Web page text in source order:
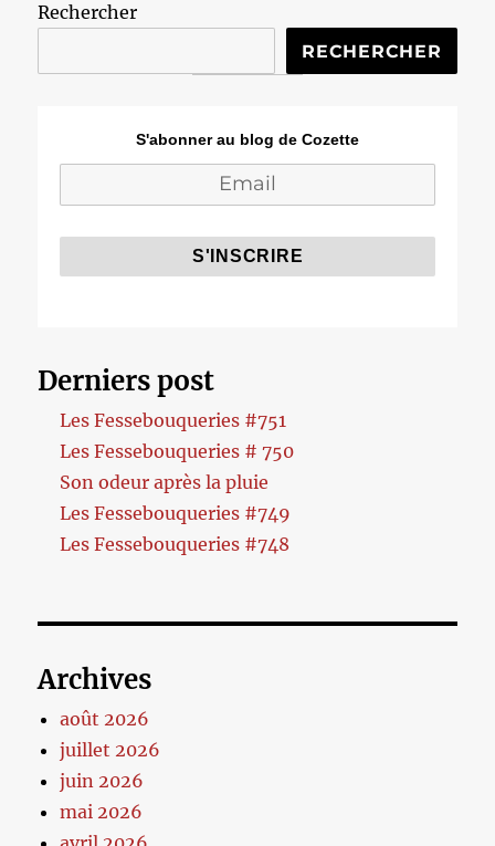
Rechercher
RECHERCHER
S'abonner au blog de Cozette
Derniers post
Les Fessebouqueries #751
Les Fessebouqueries # 750
Son odeur après la pluie
Les Fessebouqueries #749
Les Fessebouqueries #748
Archives
août 2026
juillet 2026
juin 2026
mai 2026